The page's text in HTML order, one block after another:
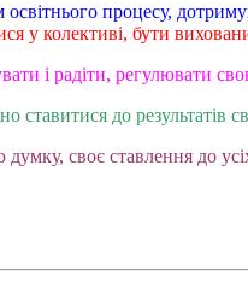
процесу,
у колективі, бути
і радіти, регулювати
ставитися до результатів
своє ставлення до